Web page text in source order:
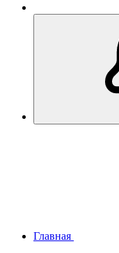
Главная